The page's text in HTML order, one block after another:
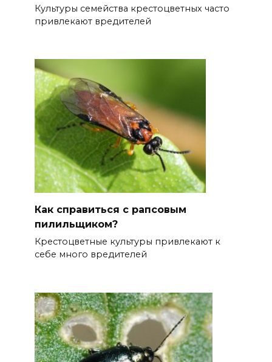
Культуры семейства крестоцветных часто
привлекают вредителей
Как справиться с рапсовым
пилильщиком?
Крестоцветные культуры привлекают к
себе много вредителей